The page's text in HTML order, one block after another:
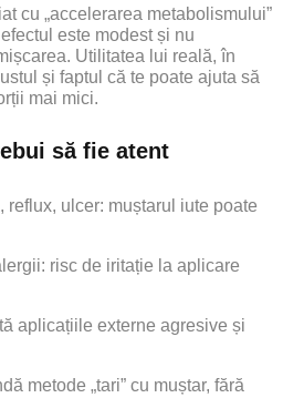
cu „accelerarea metabolismului”
este modest și nu
Utilitatea lui reală, în
și faptul că te poate ajuta să
mai mici.
să fie atent
reflux, ulcer: muștarul iute poate
risc de iritație la aplicare
aplicațiile externe agresive și
metode „tari” cu muștar, fără